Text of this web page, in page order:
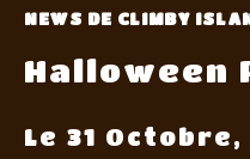
NEWS DE CLIMBY
Halloween
Le 31